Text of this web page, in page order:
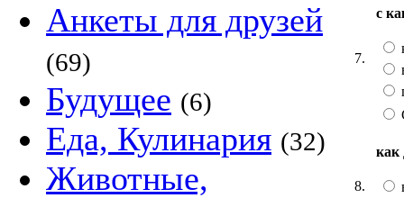
Анкеты для друзей
(69)
Будущее (6)
Еда, Кулинария (32)
Животные,
7.
с
8.
как